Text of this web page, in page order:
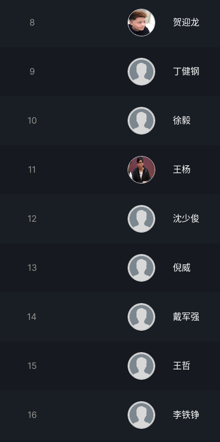
8 贺迎龙
9 丁健钢
10 徐毅
11 王杨
12 沈少俊
13 倪威
14 戴军强
15 王哲
16 李铁铮